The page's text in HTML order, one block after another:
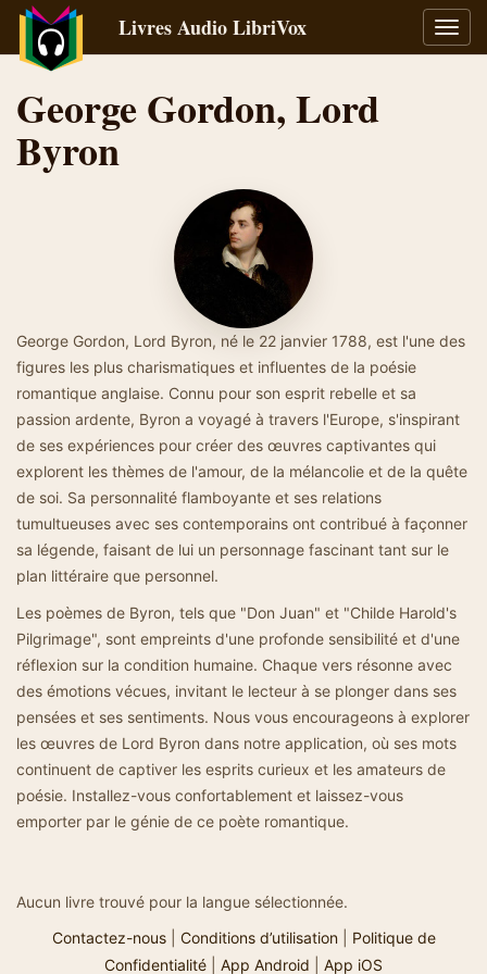
la
Livres Audio LibriVox
George Gordon, Lord
Byron
George Gordon, Lord Byron, né le 22 janvier 1788, est l'une des
figures les plus charismatiques et influentes de la poésie
romantique anglaise. Connu pour son esprit rebelle et sa
passion ardente, Byron a voyagé à travers l'Europe, s'inspirant
de ses expériences pour créer des œuvres captivantes qui
explorent les thèmes de l'amour, de la mélancolie et de la quête
de soi. Sa personnalité flamboyante et ses relations
tumultueuses avec ses contemporains ont contribué à façonner
sa légende, faisant de lui un personnage fascinant tant sur le
plan littéraire que personnel.
Les poèmes de Byron, tels que "Don Juan" et "Childe Harold's
Pilgrimage", sont empreints d'une profonde sensibilité et d'une
réflexion sur la condition humaine. Chaque vers résonne avec
des émotions vécues, invitant le lecteur à se plonger dans ses
pensées et ses sentiments. Nous vous encourageons à explorer
les œuvres de Lord Byron dans notre application, où ses mots
continuent de captiver les esprits curieux et les amateurs de
poésie. Installez-vous confortablement et laissez-vous
emporter par le génie de ce poète romantique.
Aucun livre trouvé pour la langue sélectionnée.
Contactez-nous| Conditions d’utilisation| Politique de
Confidentialité
App Android App iOS